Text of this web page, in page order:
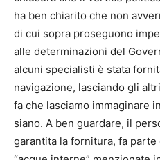
ha ben chiarito che non
di cui sopra proseguono
alle determinazioni del
alcuni specialisti è stata
navigazione, lasciando gli
fa che lasciamo immaginare
siano. A ben guardare, il
garantita la fornitura, fa